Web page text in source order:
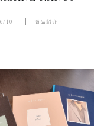
10 商品紹介